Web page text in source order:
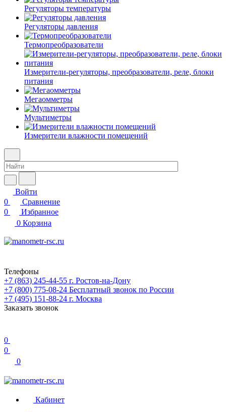
Регуляторы температуры
Регуляторы давления
Термопреобразователи
Измерители-регуляторы, преобразователи, реле, блоки
питания
Мегаомметры
Мультиметры
Измерители влажности помещений
Войти
0
Сравнение
0
Избранное
0 Корзина
Телефоны
+7 (863) 245-44-55 г. Ростов-на-Дону
+7 (800) 775-08-24 Бесплатный звонок по России
+7 (495) 151-88-24 г. Москва
Заказать звонок
0
0
0
Кабинет